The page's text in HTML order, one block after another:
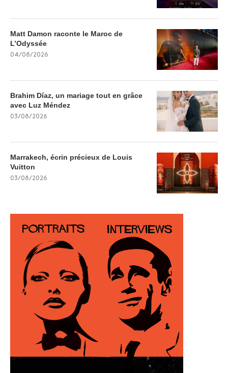
Matt Damon raconte le Maroc de
L’Odyssée
04/08/2026
Brahim Díaz, un mariage tout en grâce
avec Luz Méndez
03/08/2026
Marrakech, écrin précieux de Louis
Vuitton
03/08/2026